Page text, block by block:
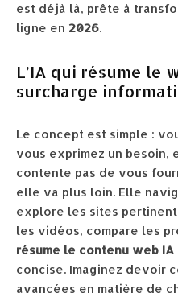
est déjà là, prête à
ligne en 2026.
L’IA qui résume le
surcharge
Le concept est simple :
vous exprimez un besoin,
contente pas de vous
elle va plus loin. Elle
explore les sites
les vidéos, compare les
résume le contenu web IA
concise. Imaginez devoir
avancées en matière de